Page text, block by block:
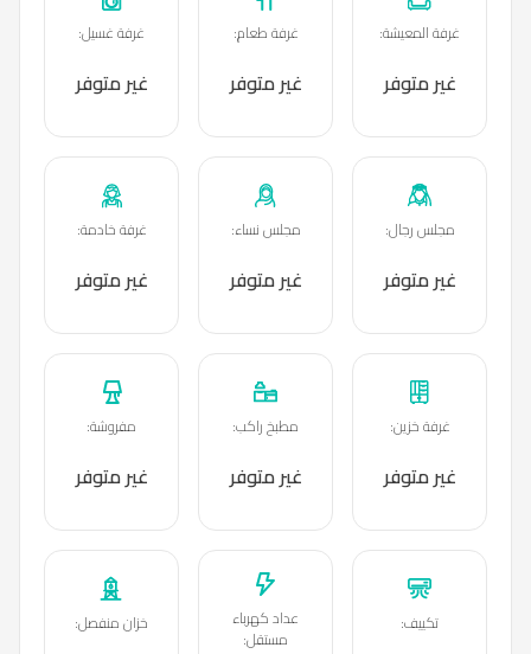
غرفة المعيشة:
غير متوفر
غرفة طعام:
غير متوفر
غرفة غسيل:
غير متوفر
مجلس رجال:
غير متوفر
مجلس نساء:
غير متوفر
غرفة خادمة:
غير متوفر
غرفة خزين:
غير متوفر
مطبخ راكب:
غير متوفر
مفروشة:
غير متوفر
تكييف: عداد كهرباء
مستقل:
خزان منفصل: